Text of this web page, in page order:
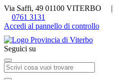
Via Saffi, 49 01100 VITERBO |
0761 3131
Accedi al pannello di controllo
Seguici su